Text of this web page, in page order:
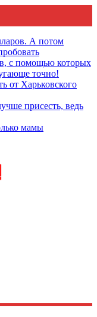
А потом
с помощью которых
точно!
от Харьковского
присесть, ведь
мамы